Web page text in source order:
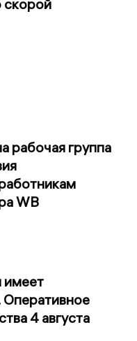
рабочая группа
WB
имеет
Оперативное
4 августа